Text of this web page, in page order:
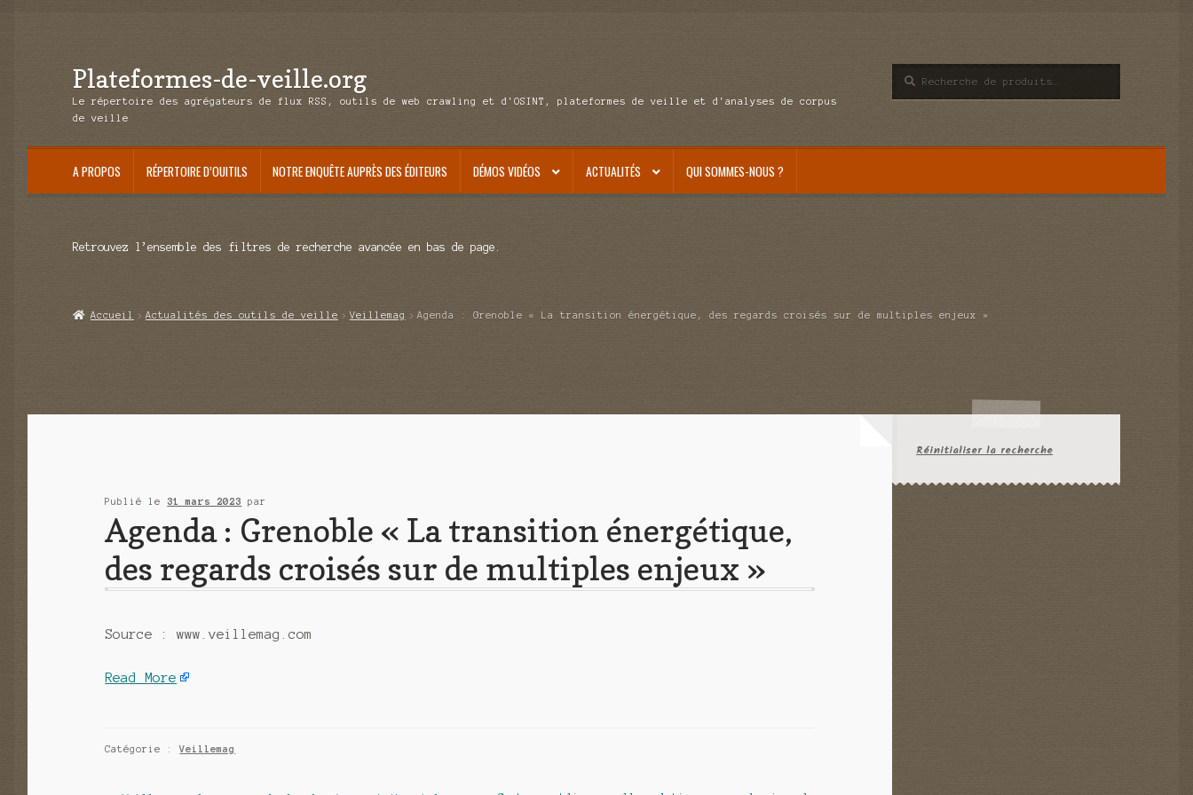
Aller
à
Aller
au
Plateformes-de-veille.org
Le répertoire des agrégateurs de flux RSS, outils de web crawling et d'OSINT, plateformes de veille et d'analyses de corpus
de veille
pour :
A PROPOS RÉPERTOIRE D’OUITILS NOTRE ENQUÊTE AUPRÈS DES ÉDITEURS DÉMOS VIDÉOS ACTUALITÉS QUI SOMMES-NOUS ?
Retrouvez l’ensemble des filtres de recherche avancée en bas de page.
Accueil Actualités des outils de veille Veillemag Agenda : Grenoble « La transition énergétique, des regards croisés sur de multiples enjeux »
Publié le31 mars 2023 par
Agenda : Grenoble « La transition énergétique,
des regards croisés sur de multiples enjeux »
Source : www.veillemag.com
Read More
Catégorie :Veillemag
Réinitialiser la recherche